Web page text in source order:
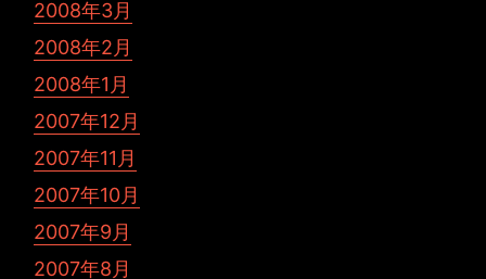
2008年3月
2008年2月
2008年1月
2007年12月
2007年11月
2007年10月
2007年9月
2007年8月